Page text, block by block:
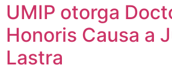
UMIP otorga
Honoris Causa a
Lastra